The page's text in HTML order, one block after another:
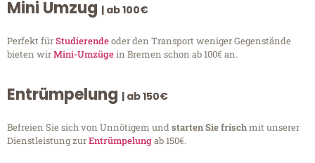
Mini Umzug | ab 100€
Perfekt fürStudierendeoder den Transport weniger Gegenstände
bieten wirMini-Umzügein Bremen schon ab 100€ an.
Entrümpelung | ab 150€
Befreien Sie sich von Unnötigem undstarten Sie frischmit unserer
Dienstleistung zurEntrümpelungab 150€.